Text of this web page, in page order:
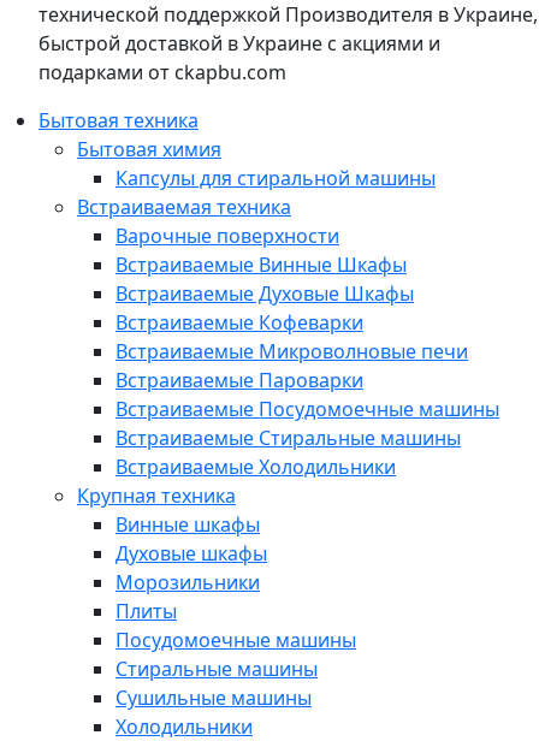
технической поддержкой Производителя в Украине,
быстрой доставкой в Украине с акциями и
подарками от ckapbu.com
Бытовая техника
Бытовая химия
Капсулы для стиральной машины
Встраиваемая техника
Варочные поверхности
Встраиваемые Винные Шкафы
Встраиваемые Духовые Шкафы
Встраиваемые Кофеварки
Встраиваемые Микроволновые печи
Встраиваемые Пароварки
Встраиваемые Посудомоечные машины
Встраиваемые Стиральные машины
Встраиваемые Холодильники
Крупная техника
Винные шкафы
Духовые шкафы
Морозильники
Плиты
Посудомоечные машины
Стиральные машины
Сушильные машины
Холодильники